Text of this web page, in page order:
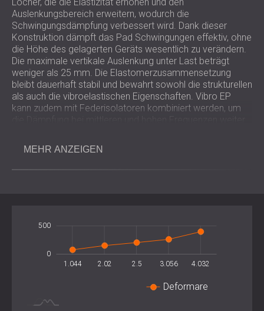
RECHENZENTREN
Auslenkungsbereich erweitern, wodurch die
Schwingungsdämpfung verbessert wird. Dank dieser
Konstruktion dämpft das Pad Schwingungen effektiv, ohne
die Höhe des gelagerten Geräts wesentlich zu verändern.
Die maximale vertikale Auslenkung unter Last beträgt
weniger als 25 mm. Die Elastomerzusammensetzung
bleibt dauerhaft stabil und bewahrt sowohl die strukturellen
als auch die vibroelastischen Eigenschaften. Vibro EP
kann zudem mit Federisolatoren kombiniert werden, um
Schwingungsisolierung.
Erhältlich in verschiedenen Tragfähigkeiten: graue,
blaue und rote Ausführungen
Langlebiges Elastomermaterial mit verstärkenden
Kompatibel mit Federisolatoren für Hybridleistung
Einfacher und wartungsfreier Betrieb
MEHR ANZEIGEN
0
500
L
1.044 2.02 2.5 3.056 4.032
Deformare